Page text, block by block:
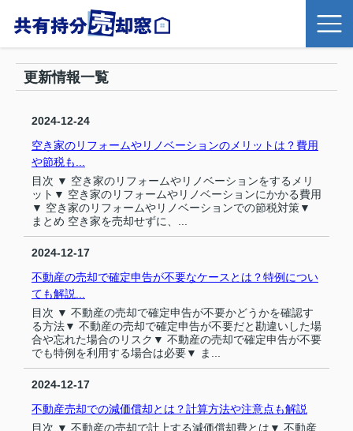
更新情報一覧
2024-12-24
空き家のリフォームやリノベーションのメリットは？費用
や節税も...
目次 ▼ 空き家のリフォームやリノベーションをするメリ
ット▼ 空き家のリフォームやリノベーションにかかる費用
▼ 空き家のリフォームやリノベーションでの節税対策▼
まとめ 空き家を売却せずに、...
2024-12-17
不動産の売却で確定申告が不要なケースとは？特例につい
ても解説...
目次 ▼ 不動産の売却で確定申告が不要かどうかを確認す
る方法▼ 不動産の売却で確定申告が不要だと勘違いした場
合や忘れた場合のリスク▼ 不動産の売却で確定申告が不要
でも特例を利用する場合は必要▼ ま...
2024-12-17
不動産売却での減価償却とは？計算方法や注意点も解説
目次 ▼ 不動産の売却で計上する減価償却費とは▼ 不動産